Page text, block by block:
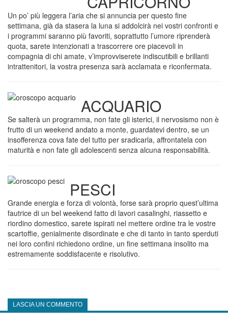
Un po’ più leggera l’aria che si annuncia per questo fine
settimana, già da stasera la luna si addolcirà nei vostri confronti e
i programmi saranno più favoriti, soprattutto l’umore riprenderà
quota, sarete intenzionati a trascorrere ore piacevoli in
compagnia di chi amate, v’improvviserete indiscutibili e brillanti
intrattenitori, la vostra presenza sarà acclamata e riconfermata.
ACQUARIO
Se salterà un programma, non fate gli isterici, il nervosismo non è
frutto di un weekend andato a monte, guardatevi dentro, se un
insofferenza cova fate del tutto per sradicarla, affrontatela con
maturità e non fate gli adolescenti senza alcuna responsabilità.
PESCI
Grande energia e forza di volontà, forse sarà proprio quest’ultima
fautrice di un bel weekend fatto di lavori casalinghi, riassetto e
riordino domestico, sarete ispirati nel mettere ordine tra le vostre
scartoffie, genialmente disordinate e che di tanto in tanto sperduti
nei loro confini richiedono ordine, un fine settimana insolito ma
estremamente soddisfacente e risolutivo.
LASCIA UN COMMENTO